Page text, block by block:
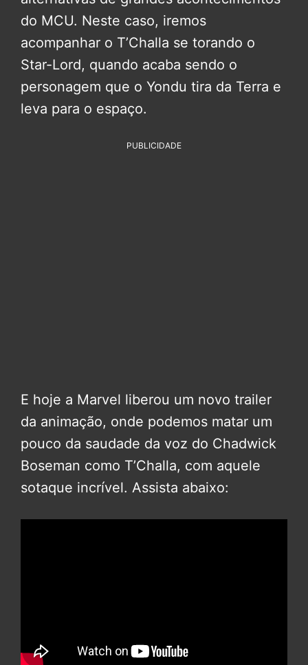
do MCU. Neste caso, iremos
acompanhar o T’Challa se torando o
Star-Lord, quando acaba sendo o
personagem que o Yondu tira da Terra e
leva para o espaço.
PUBLICIDADE
E hoje a Marvel liberou um novo trailer
da animação, onde podemos matar um
pouco da saudade da voz do Chadwick
Boseman como T’Challa, com aquele
sotaque incrível. Assista abaixo: